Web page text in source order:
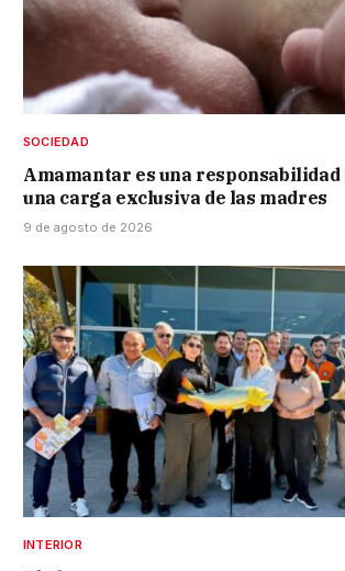
SOCIEDAD
Amamantar es una responsabilidad
una carga exclusiva de las madres
9 de agosto de 2026
INTERIOR